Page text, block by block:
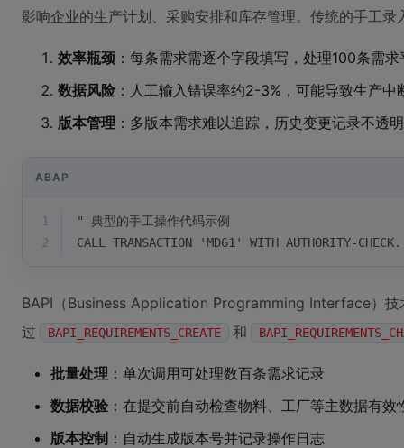
影响企业的生产计划、采购安排和库存管理。传统的手工录
效率瓶颈 ：每条需求需逐个字段填写，处理100条需
数据风险 ：人工输入错误率约2-3%，可能导致生产中
版本管理 ：多版本需求难以追踪，历史变更记录不透明
ABAP
1
" 典型的手工操作代码示例
2
CALL TRANSACTION 'MD61' WITH AUTHORITY-CHECK.
BAPI（Business Application Programming Interface）技
过
BAPI_REQUIREMENTS_CREATE 和
批量处理 ：单次调用可处理数百条需求记录
数据校验 ：在提交前自动检查物料、工厂等主数据有效
版本控制 ：自动生成版本号并记录操作日志